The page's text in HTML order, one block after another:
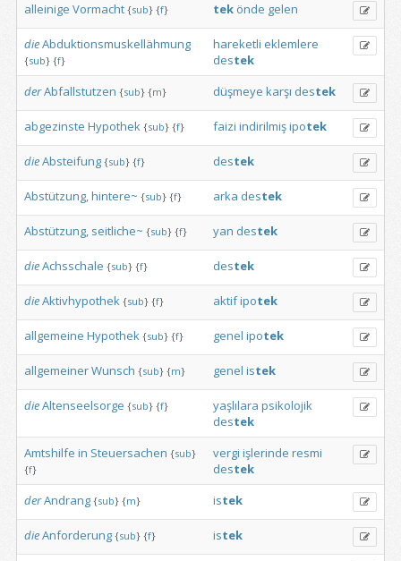
alleinige Vormacht {sub} {f} tek önde gelen
dieAbduktionsmuskellähmung
{sub} {f}
hareketli eklemlere
destek
derAbfallstutzen {sub} {m} düşmeye karşı destek
abgezinste Hypothek {sub} {f} faizi indirilmişipotek
dieAbsteifung {sub} {f} destek
Abstützung,hintere~ {sub} {f} arka destek
Abstützung, seitliche~ {sub} {f} yan destek
dieAchsschale {sub} {f} destek
dieAktivhypothek {sub} {f} aktifipotek
allgemeine Hypothek {sub} {f} genel ipotek
allgemeinerWunsch {sub} {m} genel istek
dieAltenseelsorge {sub} {f} yaşlılara psikolojik
destek
Amtshilfe in Steuersachen {sub}
{f}
vergi işlerinde resmi
destek
derAndrang {sub} {m} istek
dieAnforderung {sub} {f} istek